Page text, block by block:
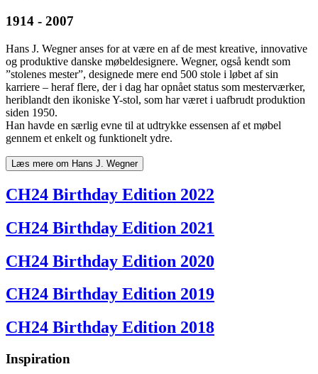
1914 - 2007
Hans J. Wegner anses for at være en af de mest kreative, innovative
og produktive danske møbeldesignere. Wegner, også kendt som
”stolenes mester”, designede mere end 500 stole i løbet af sin
karriere – heraf flere, der i dag har opnået status som mesterværker,
heriblandt den ikoniske Y-stol, som har været i uafbrudt produktion
siden 1950.
Han havde en særlig evne til at udtrykke essensen af et møbel
gennem et enkelt og funktionelt ydre.
Læs mere om Hans J. Wegner
CH24 Birthday Edition 2022
CH24 Birthday Edition 2021
CH24 Birthday Edition 2020
CH24 Birthday Edition 2019
CH24 Birthday Edition 2018
Inspiration